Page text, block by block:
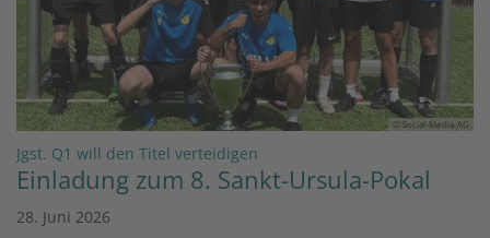
© Social-Media-AG
Jgst. Q1 will den Titel verteidigen
Einladung zum 8. Sankt-Ursula-Pokal
28. Juni 2026